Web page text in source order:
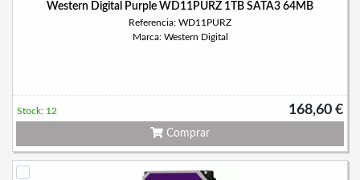
Western Digital Purple WD11PURZ 1TB SATA3 64MB
Referencia: WD11PURZ
Marca: Western Digital
168,60 €
Stock: 12
Comprar